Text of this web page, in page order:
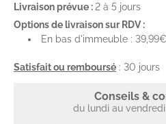
Livraison prévue :2 à 5 jours
Options de livraison sur RDV :
En bas d'immeuble : 39,99€
Satisfait ou remboursé : 30 jours
Conseils &
du lundi au